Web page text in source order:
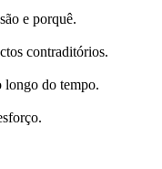
e porquê.
contraditórios.
longo do tempo.